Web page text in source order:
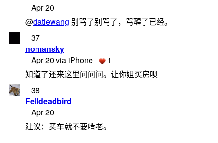
Apr 20
@datiewang 别骂了别骂了，骂醒了已经。
37
nomansky
Apr 20 via iPhone
1
知道了还来这里问问问。让你姐买房呗
38
Felldeadbird
Apr 20
建议：买车就不要啃老。